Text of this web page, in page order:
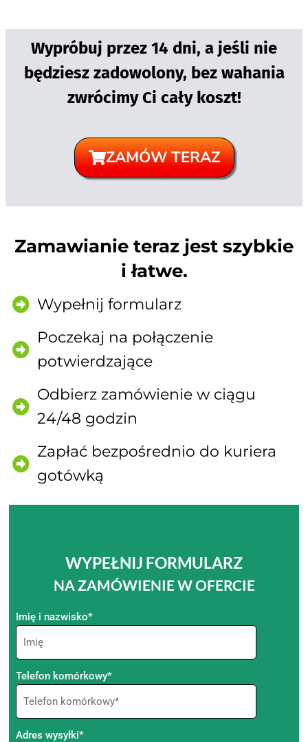
Wypróbuj przez 14 dni, a jeśli nie
będziesz zadowolony, bez wahania
zwrócimy Ci cały koszt!
ZAMÓW TERAZ
Zamawianie teraz jest szybkie
i łatwe.
Wypełnij formularz
Poczekaj na połączenie
potwierdzające
Odbierz zamówienie w ciągu
24/48 godzin
Zapłać bezpośrednio do kuriera
gotówką
WYPEŁNIJ FORMULARZ
NA ZAMÓWIENIE W OFERCIE
Imię i nazwisko*
Telefon komórkowy*
Adres wysyłki*